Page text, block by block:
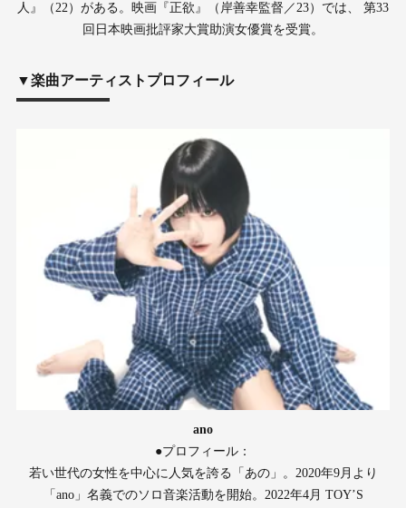
人』（22）がある。映画『正欲』（岸善幸監督／23）では、 第33
回日本映画批評家大賞助演女優賞を受賞。
▼楽曲アーティストプロフィール
ano
●プロフィール：
若い世代の女性を中心に人気を誇る「あの」。2020年9月より
「ano」名義でのソロ音楽活動を開始。2022年4月 TOY’S